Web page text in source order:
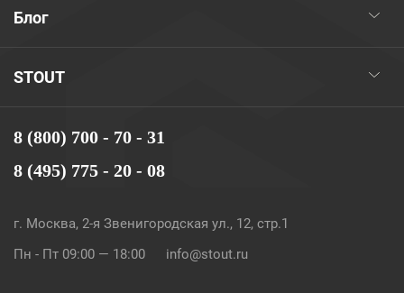
8 (800) 700 - 70 - 31
8 (495) 775 - 20 - 08
г. Москва, 2-я Звенигородская ул., 12, стр.1
Пн - Пт 09:00 — 18:00
info@stout.ru
STOUT
Блог